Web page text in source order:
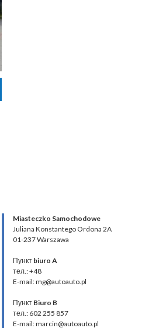
Miasteczko Samochodowe
Juliana Konstantego Ordona 2A
01-237 Warszawa
Пункт biuro A
тел.: +48
E-mail: mg@autoauto.pl
Пункт Biuro B
тел.: 602 255 857
E-mail: marcin@autoauto.pl